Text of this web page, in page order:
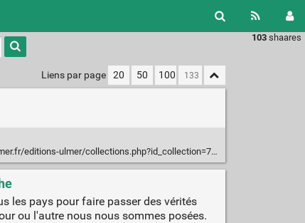
103 shaares
Type 1 or
more
charactersLiens par page 20 50 100
editions-ulmer/collections.php?id_collection=72
les pays pour faire passer des vérités
ou l'autre nous nous sommes posées.